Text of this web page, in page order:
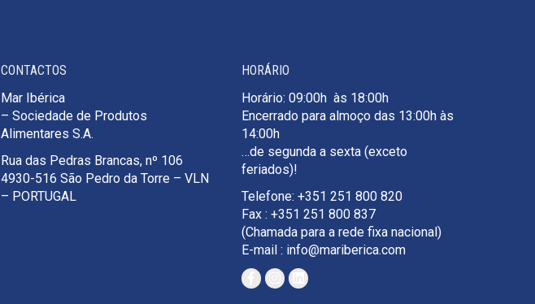
CONTACTOS
Mar Ibérica
– Sociedade de Produtos
Alimentares S.A.
Rua das Pedras Brancas, nº 106
4930-516 São Pedro da Torre – VLN
– PORTUGAL
HORÁRIO
Horário: 09:00h às 18:00h
Encerrado para almoço das 13:00h às
14:00h
…de segunda a sexta (exceto
feriados)!
Telefone: +351 251 800 820
Fax : +351 251 800 837
(Chamada para a rede fixa nacional)
E-mail : info@mariberica.com